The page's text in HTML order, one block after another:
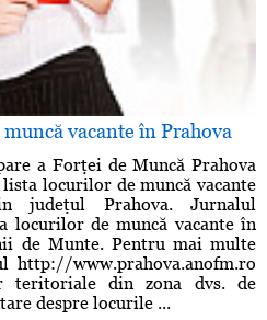
vacante în Prahova
a Forţei de Muncă Prahova
locurilor de muncă vacante
judeţul Prahova. Jurnalul
locurilor de muncă vacante în
de Munte. Pentru mai multe
www.prahova.anofm.ro
teritoriale din zona dvs. de
despre locurile ...